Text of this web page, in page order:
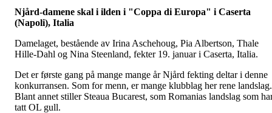
Njård-damene skal i ilden i "Coppa di Europa" i Caserta
(Napoli), Italia
Damelaget, bestående av Irina Aschehoug, Pia Albertson, Thale
Hille-Dahl og Nina Steenland, fekter 19. januar i Caserta, Italia.
Det er første gang på mange mange år Njård fekting deltar i denne
konkurransen. Som for menn, er mange klubblag her rene landslag.
Blant annet stiller Steaua Bucarest, som Romanias landslag som
tatt OL gull.